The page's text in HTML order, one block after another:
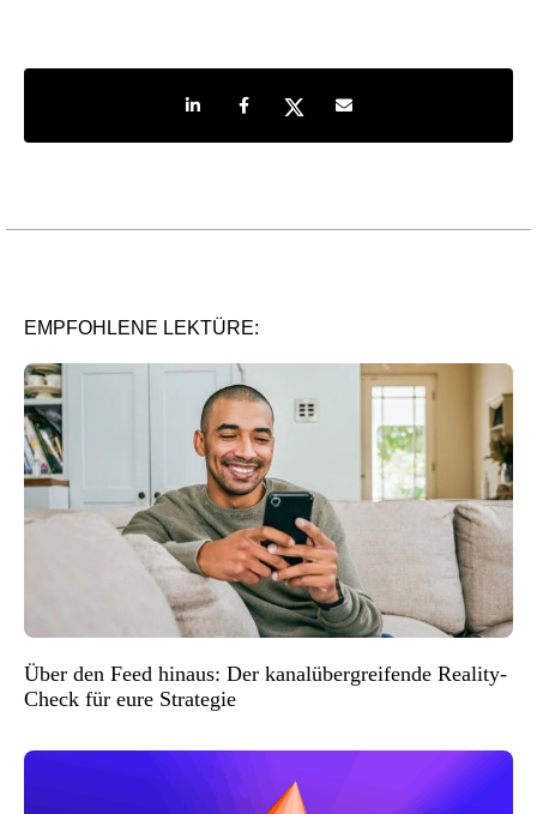
Share on LinkedIn
Share on Facebook
Share on TwitterShare by e-mail
EMPFOHLENE LEKTÜRE:
Über den Feed hinaus: Der kanalübergreifende Reality-
Check für eure Strategie